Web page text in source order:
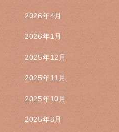
2026年4月
2026年1月
2025年12月
2025年11月
2025年10月
2025年8月